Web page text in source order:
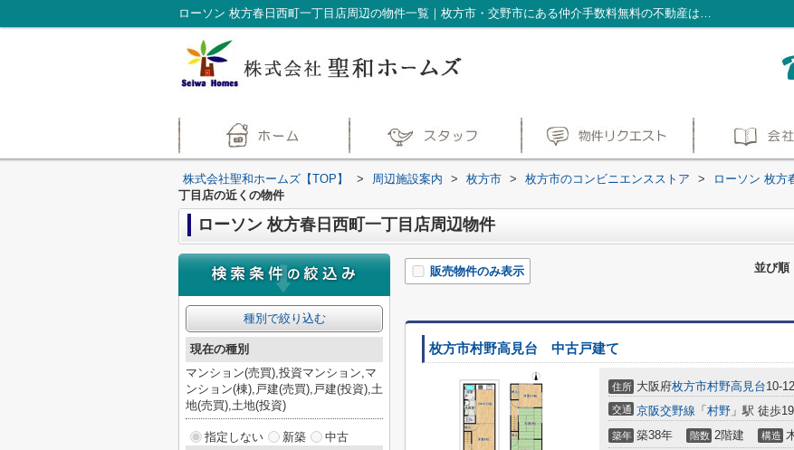
ローソン 枚方春日西町一丁目店周辺の物件一覧｜枚方市・交野市にある仲介手数料無料の不動産は聖和ホームズ
株式会社聖和ホームズ【TOP】 > 周辺施設案内 > 枚方市 > 枚方市のコンビニエンスストア > ローソン 枚方
丁目店の近くの物件
ローソン 枚方春日西町一丁目店周辺物件
並び順
販売物件のみ表示
枚方市村野高見台 中古戸建て
住所 大阪府枚方市村野高見台10-12
交通 京阪交野線 「 村野 」駅 徒歩
築年 築38年 階数 2階建 構造
種別で絞り込む
現在の種別
マンション(売買),投資マンション,マ
ンション(棟),戸建(売買),戸建(投資),土
地(売買),土地(投資)
指定しない 新築
中古